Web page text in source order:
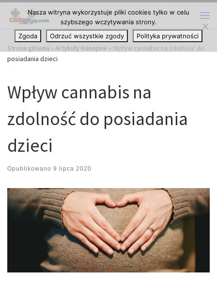
Przejdź do treści
Strona główna » Artykuły Konopne » Wpływ cannabis na zdolność do
posiadania dzieci
Wpływ cannabis na
zdolność do posiadania
dzieci
Opublikowano 9 lipca 2020
Nasza witryna wykorzystuje pliki cookies tylko w celu
szybszego wczytywania strony.
Zgoda
Odrzuć wszystkie zgody Polityka prywatności